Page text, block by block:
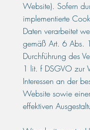
Website). Sofern
implementierte
Daten verarbeitet
gemäß Art. 6 Abs.
Durchführung des
1 lit. f DSGVO zur
Interessen an der
Website sowie
effektiven